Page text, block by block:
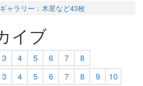
ャラリー：木星など43枚
イブ
3 4 5 6 7
8
3 4 5 6 7 8 9
10